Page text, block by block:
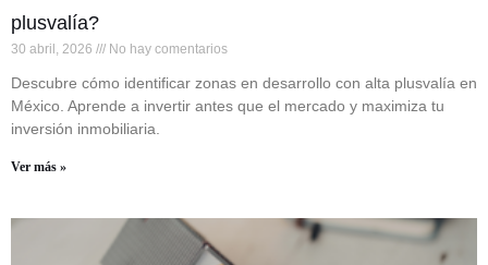
plusvalía?
30 abril, 2026 No hay comentarios
Descubre cómo identificar zonas en desarrollo con alta plusvalía en
México. Aprende a invertir antes que el mercado y maximiza tu
inversión inmobiliaria.
Ver más »